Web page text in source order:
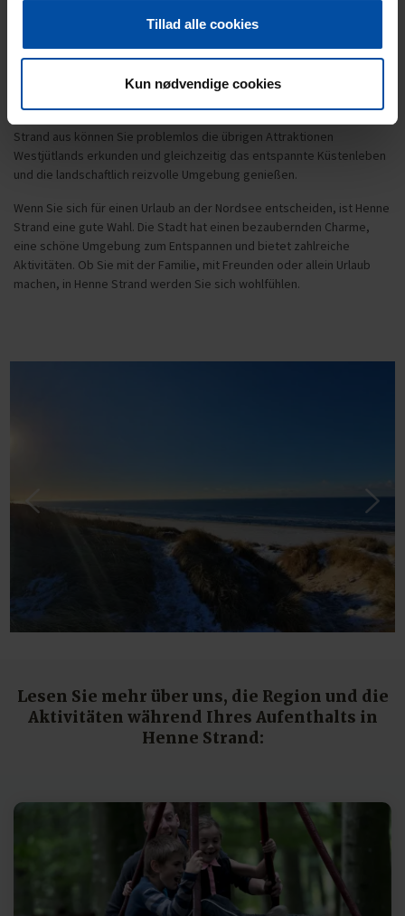
Tillad alle cookies
Kun nødvendige cookies
Gegend Put & Take Seen und die Möglichkeit, frischen Fisch direkt
aus der Nordsee zu fangen.
Die Unterkunftsmöglichkeiten in Henne Strand sind vielfältig - von
Strand aus können Sie problemlos die übrigen Attraktionen
Westjütlands erkunden und gleichzeitig das entspannte Küstenleben
und die landschaftlich reizvolle Umgebung genießen.
Wenn Sie sich für einen Urlaub an der Nordsee entscheiden, ist Henne
Strand eine gute Wahl. Die Stadt hat einen bezaubernden Charme,
eine schöne Umgebung zum Entspannen und bietet zahlreiche
Aktivitäten. Ob Sie mit der Familie, mit Freunden oder allein Urlaub
machen, in Henne Strand werden Sie sich wohlfühlen.
Lesen Sie mehr über uns, die Region und die
Aktivitäten während Ihres Aufenthalts in
Henne Strand: